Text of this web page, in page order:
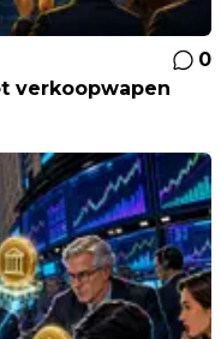
0
verkoopwapen